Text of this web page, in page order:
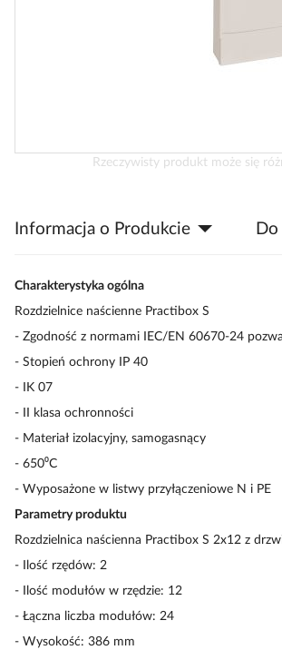
Rzeczywisty produkt może się
Informacja o Produkcie
Charakterystyka ogólna
Rozdzielnice naścienne Practibox S
- Zgodność z normami IEC/EN 60670-24
- Stopień ochrony IP 40
- IK 07
- II klasa ochronności
- Materiał izolacyjny, samogasnący
- 650⁰C
- Wyposażone w listwy przyłączeniowe N i PE
Parametry produktu
Rozdzielnica naścienna Practibox S 2x12 z
- Ilość rzędów: 2
- Ilość modułów w rzędzie: 12
- Łączna liczba modułów: 24
- Wysokość: 386 mm